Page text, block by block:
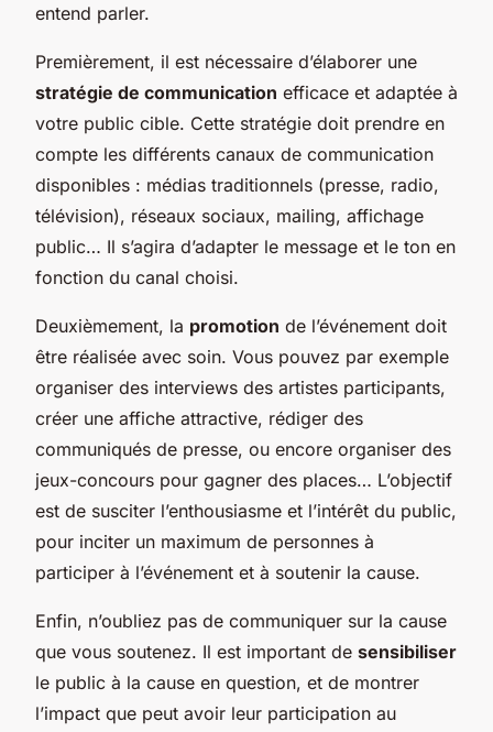
entend parler.
Premièrement, il est nécessaire d’élaborer une
stratégie de communication efficace et adaptée à
votre public cible. Cette stratégie doit prendre en
compte les différents canaux de communication
disponibles : médias traditionnels (presse, radio,
télévision), réseaux sociaux, mailing, affichage
public… Il s’agira d’adapter le message et le ton en
fonction du canal choisi.
Deuxièmement, la promotion de l’événement doit
être réalisée avec soin. Vous pouvez par exemple
organiser des interviews des artistes participants,
créer une affiche attractive, rédiger des
communiqués de presse, ou encore organiser des
jeux-concours pour gagner des places… L’objectif
est de susciter l’enthousiasme et l’intérêt du public,
pour inciter un maximum de personnes à
participer à l’événement et à soutenir la cause.
Enfin, n’oubliez pas de communiquer sur la cause
que vous soutenez. Il est important de sensibiliser
le public à la cause en question, et de montrer
l’impact que peut avoir leur participation au